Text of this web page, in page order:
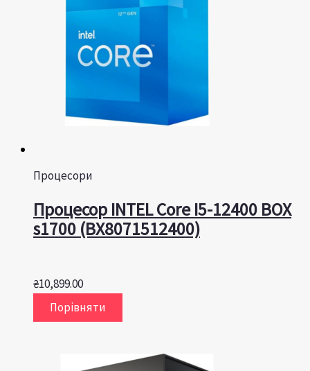
Процесори
Процесор INTEL Core I5-12400 BOX
s1700 (BX8071512400)
₴10,899.00
Порівняти